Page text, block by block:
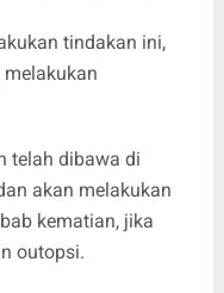
tindakan ini,
telah dibawa di
akan melakukan
kematian, jika
outopsi.